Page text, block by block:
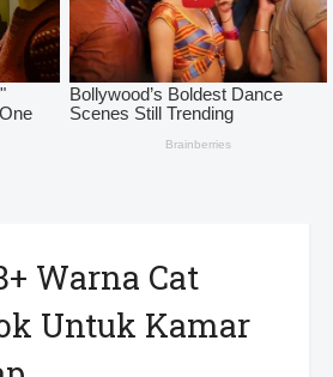
Warna Cat
Untuk Kamar